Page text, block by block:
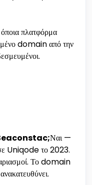
όποια πλατφόρμα
domain από την
Beaconstac;Ναι —
Uniqode το 2023.
Το domain